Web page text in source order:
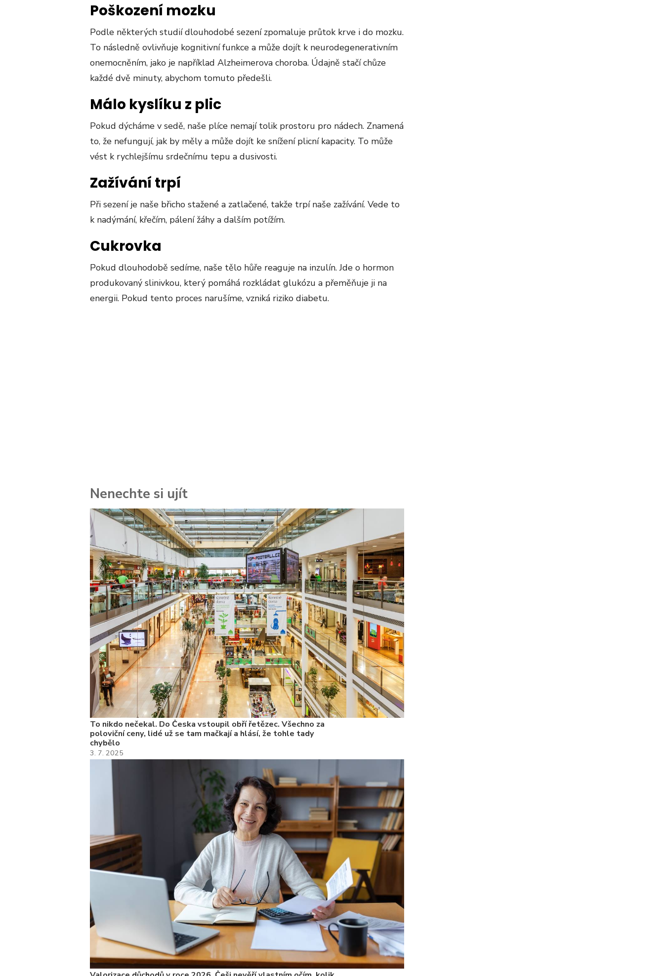
Poškození mozku
Podle některých studií dlouhodobé sezení zpomaluje průtok krve i do mozku.
To následně ovlivňuje kognitivní funkce a může dojít k neurodegenerativním
onemocněním, jako je například Alzheimerova choroba. Údajně stačí chůze
každé dvě minuty, abychom tomuto předešli.
Málo kyslíku z plic
Pokud dýcháme v sedě, naše plíce nemají tolik prostoru pro nádech. Znamená
to, že nefungují, jak by měly a může dojít ke snížení plicní kapacity. To může
vést k rychlejšímu srdečnímu tepu a dusivosti.
Zažívání trpí
Při sezení je naše břicho stažené a zatlačené, takže trpí naše zažívání. Vede to
k nadýmání, křečím, pálení žáhy a dalším potížím.
Cukrovka
Pokud dlouhodobě sedíme, naše tělo hůře reaguje na inzulín. Jde o hormon
produkovaný slinivkou, který pomáhá rozkládat glukózu a přeměňuje ji na
energii. Pokud tento proces narušíme, vzniká riziko diabetu.
Nenechte si ujít
To nikdo nečekal. Do Česka vstoupil obří řetězec. Všechno za
poloviční ceny, lidé už se tam mačkají a hlásí, že tohle tady
chybělo
3. 7. 2025